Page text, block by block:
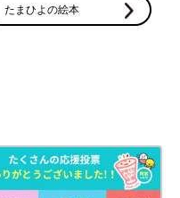
たまひよの絵本